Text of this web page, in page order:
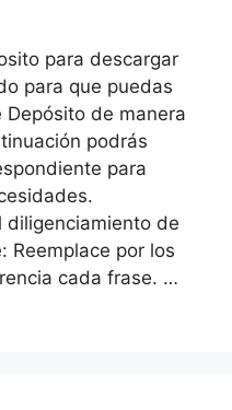
para descargar
para que puedas
de manera
podrás
para
diligenciamiento de
Reemplace por los
cada frase. …